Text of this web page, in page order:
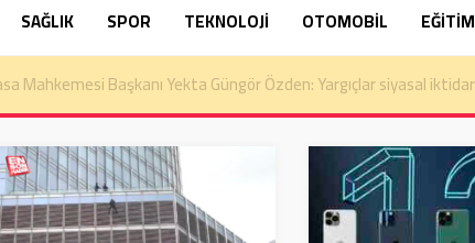
SAĞLIK SPOR TEKNOLOJİ OTOMOBİL
EĞİTİM
soruşturma